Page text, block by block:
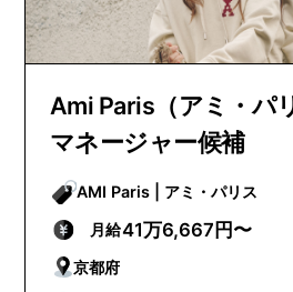
Ami Paris（アミ・パ
マネージャー候補
AMI Paris | アミ・パリス
月給41万6,667円〜
京都府